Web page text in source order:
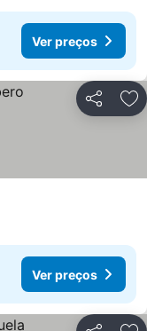
Ver preços
Partilhar
Ver preços